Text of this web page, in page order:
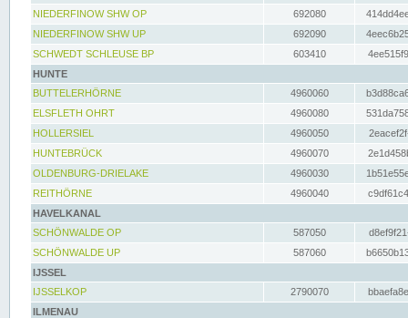
NIEDERFINOW SHW OP
692080
NIEDERFINOW SHW UP
692090
SCHWEDT SCHLEUSE BP
603410
HUNTE
BUTTELERHÖRNE
4960060
ELSFLETH OHRT
4960080
HOLLERSIEL
4960050
HUNTEBRÜCK
4960070
OLDENBURG-DRIELAKE
4960030
REITHÖRNE
4960040
HAVELKANAL
SCHÖNWALDE OP
587050
SCHÖNWALDE UP
587060
IJSSEL
IJSSELKOP
2790070
ILMENAU